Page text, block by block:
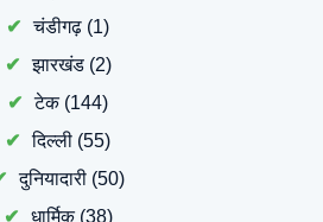
चंडीगढ़ (1)
झारखंड(2)
टेक(144)
दिल्ली (55)
दुनियादारी(50)
धार्मिक(38)